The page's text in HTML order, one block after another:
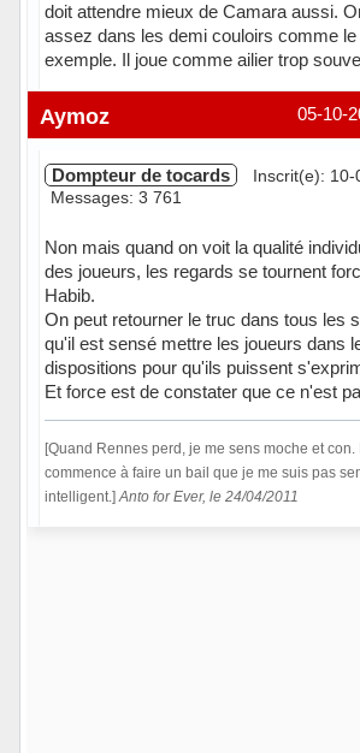
doit attendre mieux de Camara aussi.
assez dans les demi couloirs comme le
exemple. Il joue comme ailier trop
Hors ligne 05-10-
Aymoz
Dompteur de tocards
Inscrit(e): 10-
Messages: 3 761
Non mais quand on voit la qualité
des joueurs, les regards se tournent
Habib.
On peut retourner le truc dans tous les
qu'il est sensé mettre les joueurs dans
dispositions pour qu'ils puissent
Et force est de constater que ce n'est
[Quand Rennes perd, je me sens moche et con.
commence à faire un bail que je me suis pas
intelligent.]Anto for Ever, le 24/04/2011